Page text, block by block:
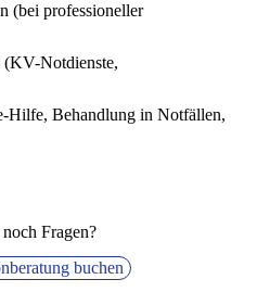
(bei professioneller
(KV-Notdienste,
Hilfe, Behandlung in Notfällen,
Fragen?
buchen